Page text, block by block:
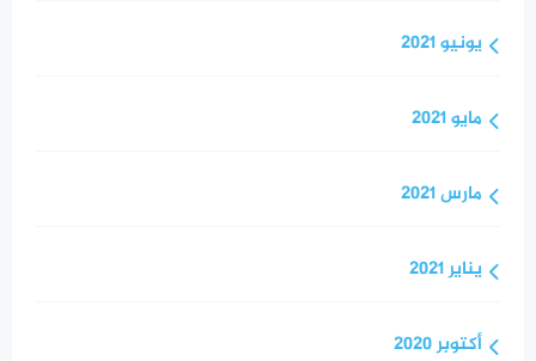
يونيو 2021
مايو 2021
مارس 2021
يناير 2021
أكتوبر 2020